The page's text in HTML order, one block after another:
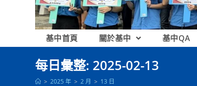
基中首頁 關於基中 基中QA
每日彙整: 2025-02-13
> 2025 年 > 2 月 > 13 日